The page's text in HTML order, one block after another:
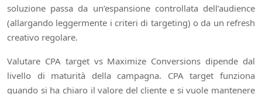
soluzione passa da un’espansione controllata dell’audience
(allargando leggermente i criteri di targeting) o da un refresh
creativo regolare.
Valutare CPA target vs Maximize Conversions dipende dal
livello di maturità della campagna. CPA target funziona
quando si ha chiaro il valore del cliente e si vuole mantenere